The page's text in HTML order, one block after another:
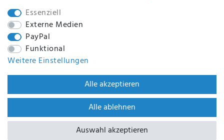
WIR VERSENDEN MIT
WIR SIND ZERTIFIZIERT DURCH
Essenziell
Externe Medien
PayPal
Funktional
Weitere Einstellungen
Alle akzeptieren
Alle ablehnen
Auswahl akzeptieren